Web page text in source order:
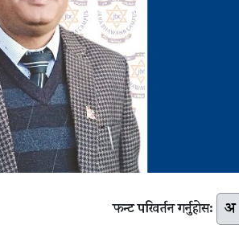
फन्ट परिवर्तन गर्नुहोस: अ